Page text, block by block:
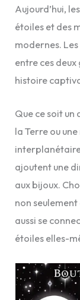
Aujourd’hui,
étoiles et des
modernes.
entre ces
histoire
Que ce soit
la Terre ou
ajoutent une
aux bijoux.
non
aussi se
étoiles elles-